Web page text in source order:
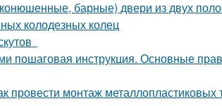
барные) двери из двух
колодезных колец
пошаговая инструкция. Основные
провести монтаж металлопластиковых